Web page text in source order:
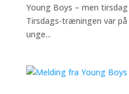
Young Boys – men
Tirsdags-træningen var
unge...